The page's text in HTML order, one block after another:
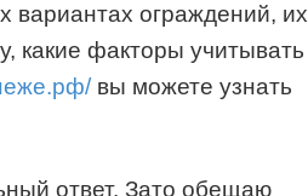
вариантах ограждений, их
какие факторы учитывать
вы можете узнать
ответ. Зато обещаю